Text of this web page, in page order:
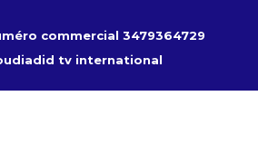
commercial 3479364729
tv international